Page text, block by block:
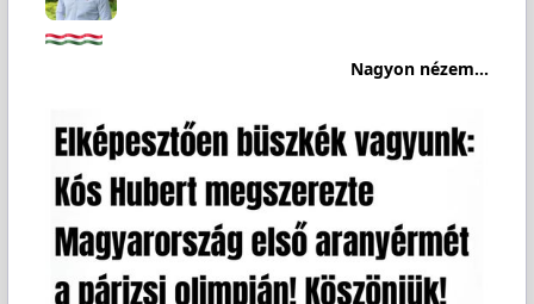
Nagyon nézem...